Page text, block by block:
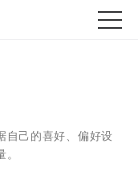
自己的喜好、偏好设